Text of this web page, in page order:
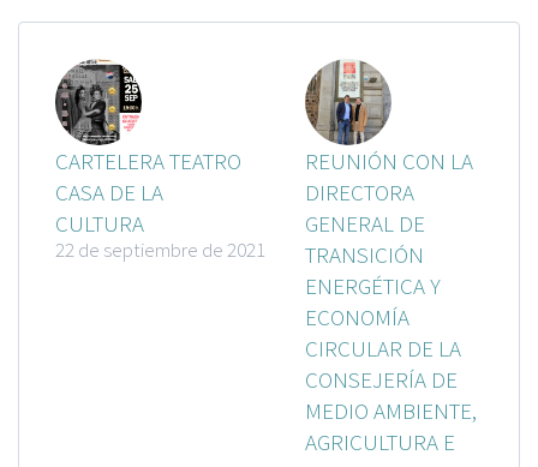
CARTELERA TEATRO
CASA DE LA
CULTURA
22 de septiembre de 2021
REUNIÓN CON LA
DIRECTORA
GENERAL DE
TRANSICIÓN
ENERGÉTICA Y
ECONOMÍA
CIRCULAR DE LA
CONSEJERÍA DE
MEDIO AMBIENTE,
AGRICULTURA E